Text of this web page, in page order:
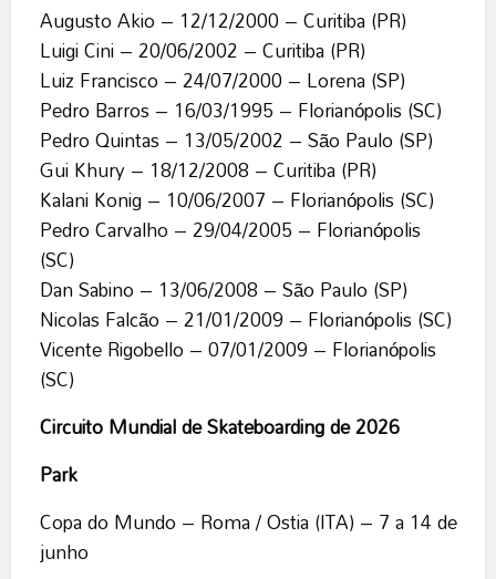
Augusto Akio – 12/12/2000 – Curitiba (PR)
Luigi Cini – 20/06/2002 – Curitiba (PR)
Luiz Francisco – 24/07/2000 – Lorena (SP)
Pedro Barros – 16/03/1995 – Florianópolis (SC)
Pedro Quintas – 13/05/2002 – São Paulo (SP)
Gui Khury – 18/12/2008 – Curitiba (PR)
Kalani Konig – 10/06/2007 – Florianópolis (SC)
Pedro Carvalho – 29/04/2005 – Florianópolis
(SC)
Dan Sabino – 13/06/2008 – São Paulo (SP)
Nicolas Falcão – 21/01/2009 – Florianópolis (SC)
Vicente Rigobello – 07/01/2009 – Florianópolis
(SC)
Circuito Mundial de Skateboarding de 2026
Park
Copa do Mundo – Roma / Ostia (ITA) – 7 a 14 de
junho